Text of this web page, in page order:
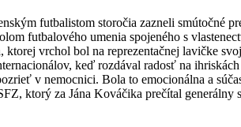
futbalistom storočia zazneli smútočné
futbalového umenia spojeného s
ktorej vrchol bol na reprezentačnej lavičke
keď rozdával radosť na
v nemocnici. Bola to emocionálna a
ktorý za Jána Kováčika prečítal generálny